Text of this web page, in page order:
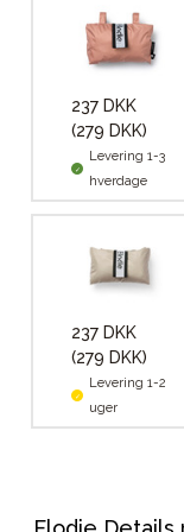
237 DKK
(279 DKK)
Levering 1-3
hverdage
237 DKK
(279 DKK)
Levering 1-2
uger